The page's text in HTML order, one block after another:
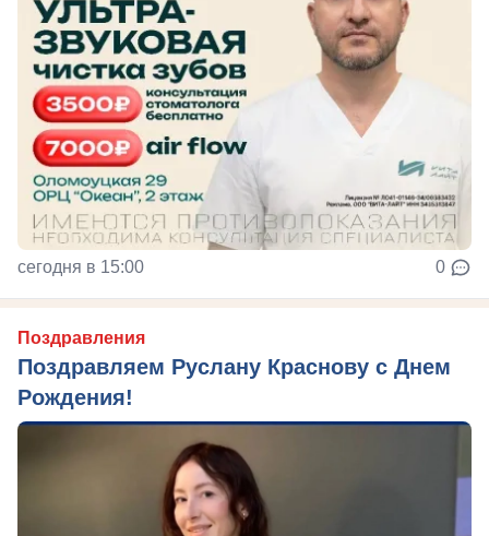
сегодня в 15:00 0
Поздравления
Поздравляем Руслану Краснову с Днем
Рождения!